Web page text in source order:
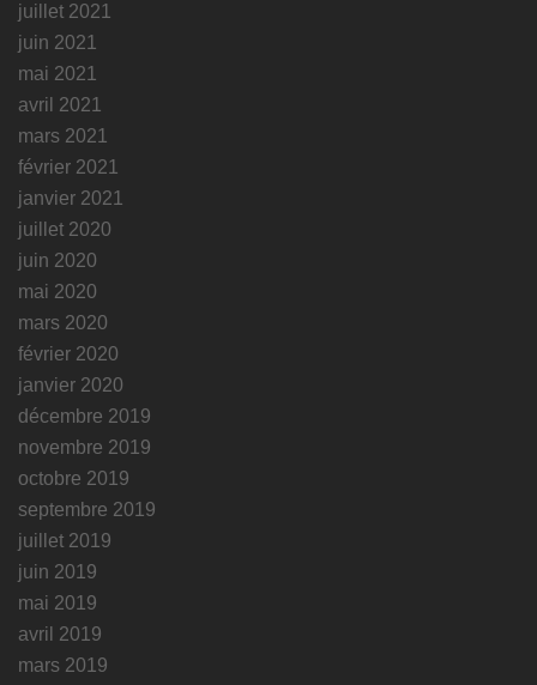
juillet 2021
juin 2021
mai 2021
avril 2021
mars 2021
février 2021
janvier 2021
juillet 2020
juin 2020
mai 2020
mars 2020
février 2020
janvier 2020
décembre 2019
novembre 2019
octobre 2019
septembre 2019
juillet 2019
juin 2019
mai 2019
avril 2019
mars 2019